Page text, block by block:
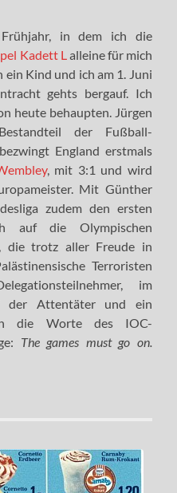
in dem ich die
Kadett Lalleine für mich
Kind und ich am 1. Juni
gehts bergauf. Ich
heute behaupten. Jürgen
der Fußball-
England erstmals
, mit 3:1 und wird
Mit Günther
zudem den ersten
auf die Olympischen
die trotz aller Freude in
Terroristen
im
der Attentäter und ein
die Worte des IOC-
The games must go on.